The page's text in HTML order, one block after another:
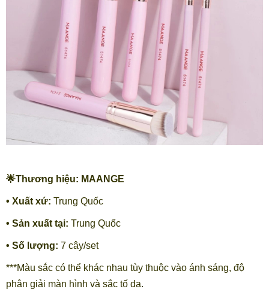
🌟Thương hiệu: MAANGE
• Xuất xứ: Trung Quốc
• Sản xuất tại: Trung Quốc
• Số lượng: 7 cây/set
***Màu sắc có thể khác nhau tùy thuộc vào ánh sáng, độ
phân giải màn hình và sắc tố da.